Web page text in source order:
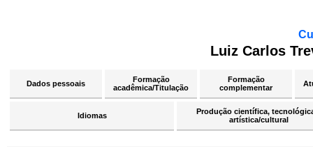
Luiz Carlos
Dados pessoais
Formação
acadêmica/Titulação
Formação
complementar
Idiomas
Produção científica,
artística/cultural